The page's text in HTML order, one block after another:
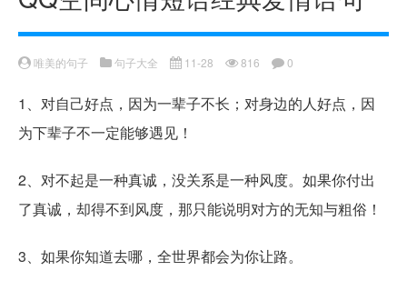
唯美的句子 句子大全 11-28 816 0
1、对自己好点，因为一辈子不长；对身边的人好点，因
为下辈子不一定能够遇见！
2、对不起是一种真诚，没关系是一种风度。如果你付出
了真诚，却得不到风度，那只能说明对方的无知与粗俗！
3、如果你知道去哪，全世界都会为你让路。